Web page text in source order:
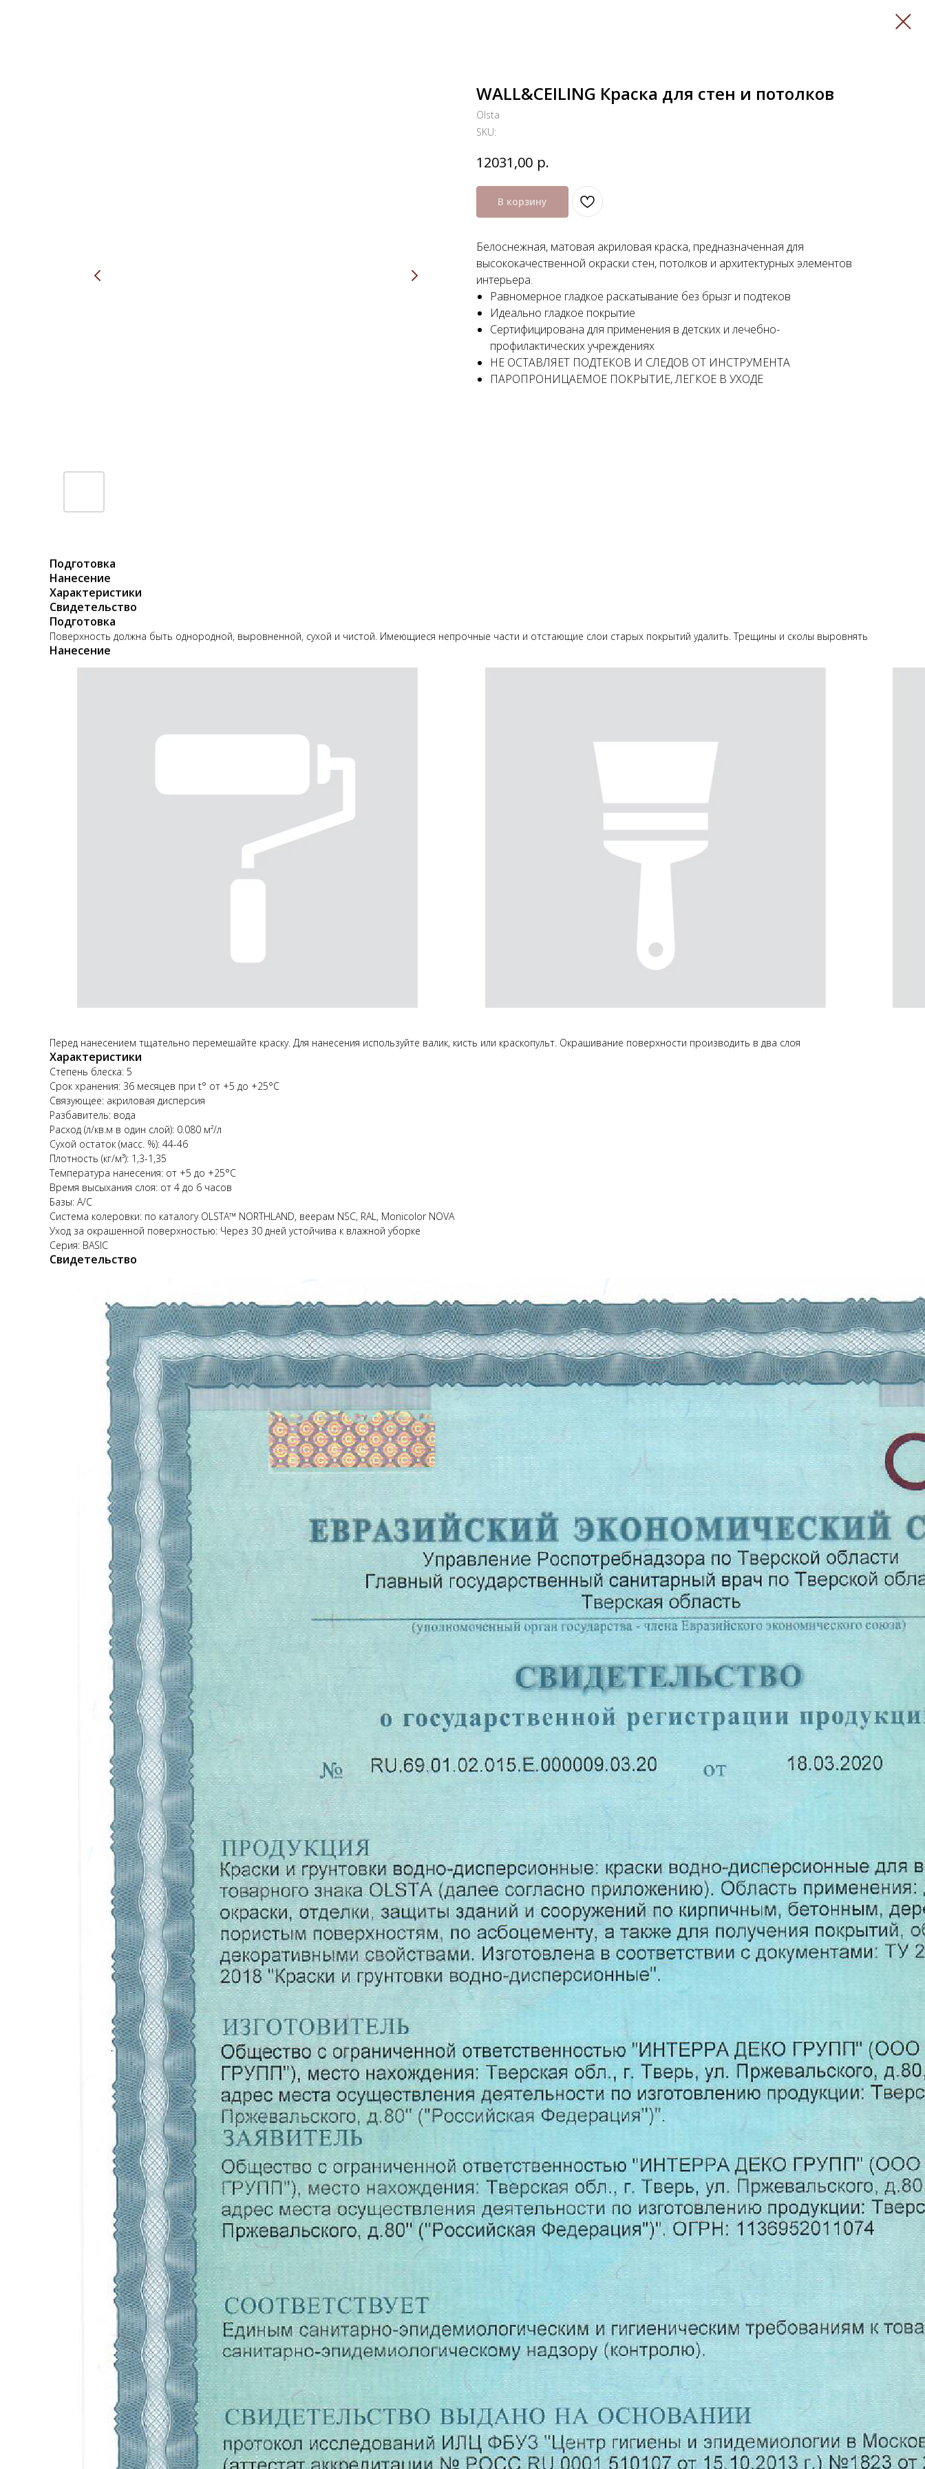
WALL&CEILING Краска для стен и потолков
Olsta
SKU:
12031,00 р.
В корзину
Белоснежная, матовая акриловая краска, предназначенная для
высококачественной окраски стен, потолков и архитектурных элементов
интерьера.
Равномерное гладкое раскатывание без брызг и подтеков
Идеально гладкое покрытие
Сертифицирована для применения в детских и лечебно-
профилактических учреждениях
НЕ ОСТАВЛЯЕТ ПОДТЕКОВ И СЛЕДОВ ОТ ИНСТРУМЕНТА
ПАРОПРОНИЦАЕМОЕ ПОКРЫТИЕ, ЛЕГКОЕ В УХОДЕ
Подготовка
Нанесение
Характеристики
Свидетельство
Подготовка
Поверхность должна быть однородной, выровненной, сухой и чистой. Имеющиеся непрочные части и отстающие слои старых покрытий удалить. Трещины и сколы выровнять
Нанесение
Перед нанесением тщательно перемешайте краску. Для нанесения используйте валик, кисть или краскопульт. Окрашивание поверхности производить в два слоя
Характеристики
Степень блеска: 5
Срок хранения: 36 месяцев при t° от +5 до +25°С
Связующее: акриловая дисперсия
Разбавитель: вода
Расход (л/кв.м в один слой): 0.080 м²/л
Сухой остаток (масс. %): 44-46
Плотность (кг/м³): 1,3-1,35
Температура нанесения: от +5 до +25°С
Время высыхания слоя: от 4 до 6 часов
Базы: A/C
Система колеровки: по каталогу OLSTA™ NORTHLAND, веерам NSC, RAL, Monicolor NOVA
Уход за окрашенной поверхностью: Через 30 дней устойчива к влажной уборке
Серия: BASIC
Свидетельство